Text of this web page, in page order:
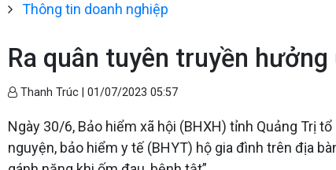
Thông tin doanh nghiệp
Ra quân tuyên truyền
Thanh Trúc | 01/07/2023 05:57
Ngày 30/6, Bảo hiểm xã hội (BHXH) tỉnh Quảng Trị
nguyện, bảo hiểm y tế (BHYT) hộ gia đình trên địa